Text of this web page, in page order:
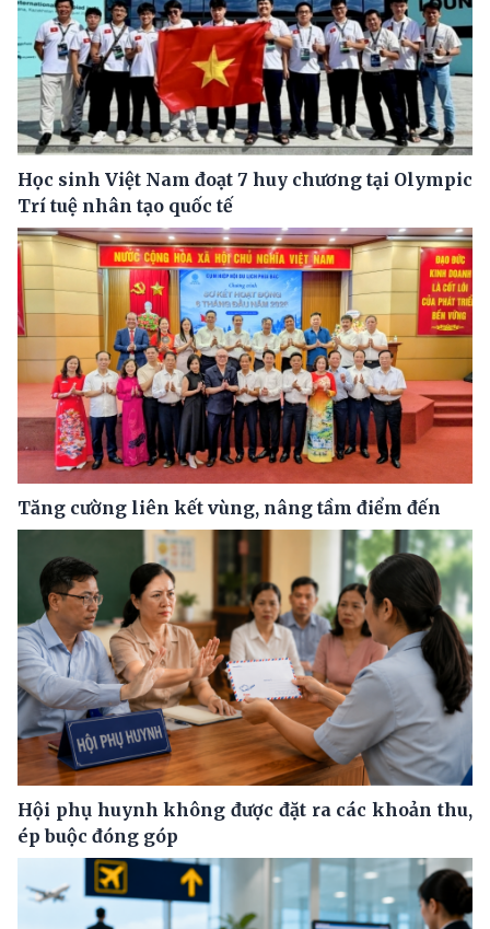
Học sinh Việt Nam đoạt 7 huy chương tại Olympic
Trí tuệ nhân tạo quốc tế
Tăng cường liên kết vùng, nâng tầm điểm đến
Hội phụ huynh không được đặt ra các khoản thu,
ép buộc đóng góp